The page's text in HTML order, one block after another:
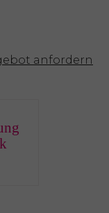
anfordern